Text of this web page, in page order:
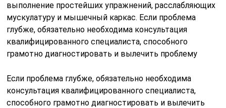
выполнение простейших упражнений, расслабляющих
мускулатуру и мышечный каркас. Если проблема
глубже, обязательно необходима консультация
квалифицированного специалиста, способного
грамотно диагностировать и вылечить проблему
Если проблема глубже, обязательно необходима
консультация квалифицированного специалиста,
способного грамотно диагностировать и вылечить